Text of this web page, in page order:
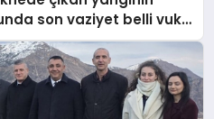
son vaziyet belli vuku